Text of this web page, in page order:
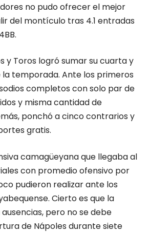
no pudo ofrecer el mejor
del montículo tras 4.1 entradas
y Toros logró sumar su cuarta y
temporada. Ante los primeros
completos con solo par de
y misma cantidad de
ponchó a cinco contrarios y
gratis.
camagüeyana que llegaba al
con promedio ofensivo por
pudieron realizar ante los
Cierto es que la
pero no se debe
de Nápoles durante siete